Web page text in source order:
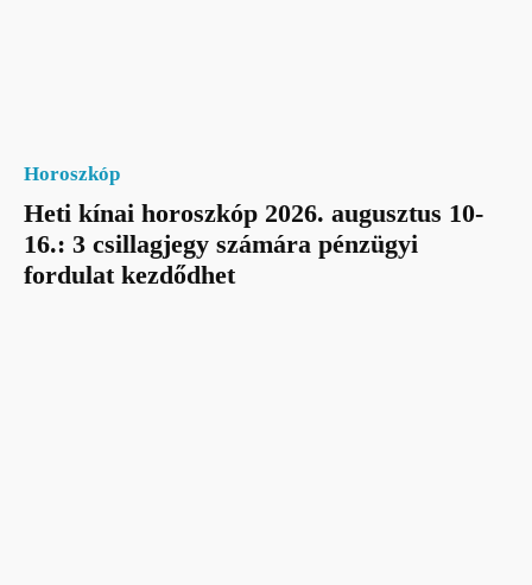
Horoszkóp
Heti kínai horoszkóp 2026. augusztus 10-
16.: 3 csillagjegy számára pénzügyi
fordulat kezdődhet